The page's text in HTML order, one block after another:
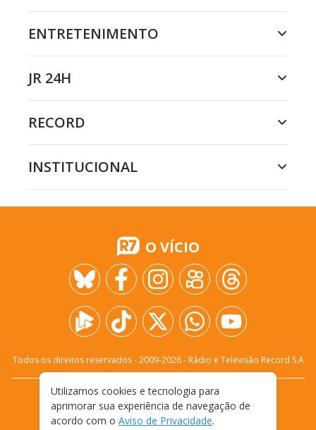
ENTRETENIMENTO
JR 24H
RECORD
INSTITUCIONAL
O VÍCIO
Todos os direitos reservados - 2009-2026- Rádio e Televisão Record S.A
FALE CONOSCO
PRIVACIDADE
TERMOS E CONDIÇÕES DE USO
Utilizamos cookies e tecnologia para
aprimorar sua experiência de navegação de
acordo com o Aviso de Privacidade.